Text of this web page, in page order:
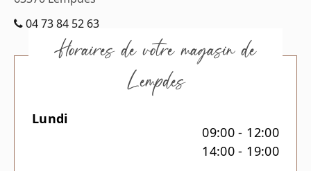
04 73 84 52 63
Horaires de votre magasin de
Lempdes
Lundi
09:00 - 12:00
14:00 - 19:00